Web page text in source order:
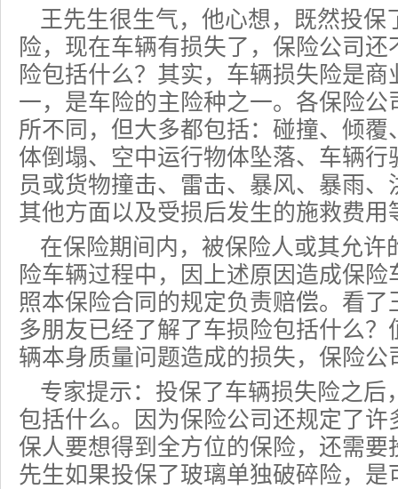
王先生很生气，他心想，既然投保
险，现在车辆有损失了，保险公司
险包括什么？其实，车辆损失险是
一，是车险的主险种之一。各保险
所不同，但大多都包括：碰撞、倾
体倒塌、空中运行物体坠落、车辆
员或货物撞击、雷击、暴风、暴雨
其他方面以及受损后发生的施救费用
在保险期间内，被保险人或其允许
险车辆过程中，因上述原因造成保险
照本保险合同的规定负责赔偿。看
多朋友已经了解了车损险包括什么
辆本身质量问题造成的损失，保险
专家提示：投保了车辆损失险之后
包括什么。因为保险公司还规定了许
保人要想得到全方位的保险，还需
先生如果投保了玻璃单独破碎险，是